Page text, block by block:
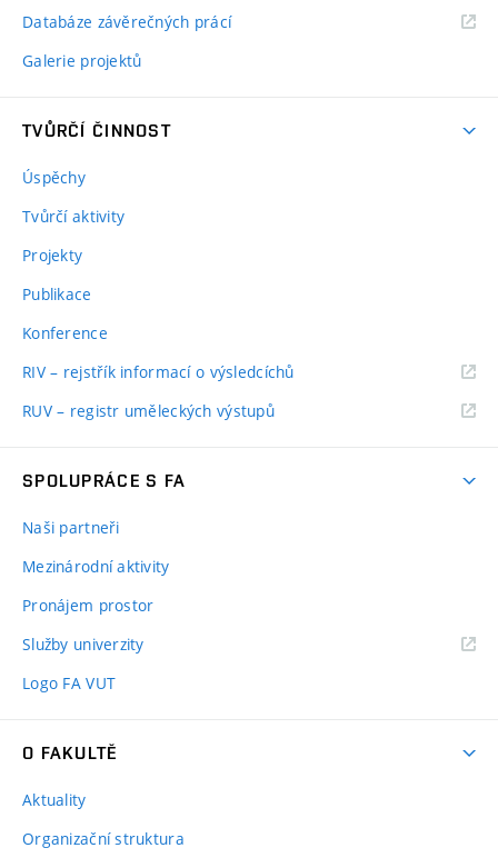
Databáze závěrečných prácí
Galerie projektů
TVŮRČÍ ČINNOST
Úspěchy
Tvůrčí aktivity
Projekty
Publikace
Konference
RIV – rejstřík informací o výsledcíchů
RUV – registr uměleckých výstupů
SPOLUPRÁCE S FA
Naši partneři
Mezinárodní aktivity
Pronájem prostor
Služby univerzity
Logo FA VUT
O FAKULTĚ
Aktuality
Organizační struktura